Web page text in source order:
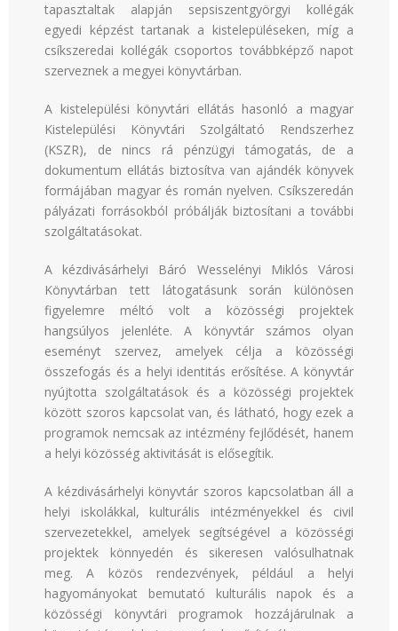
tapasztaltak alapján sepsiszentgyörgyi kollégák
egyedi képzést tartanak a kistelepüléseken, míg a
csíkszeredai kollégák csoportos továbbképző napot
szerveznek a megyei könyvtárban.
A kistelepülési könyvtári ellátás hasonló a magyar
Kistelepülési Könyvtári Szolgáltató Rendszerhez
(KSZR), de nincs rá pénzügyi támogatás, de a
dokumentum ellátás biztosítva van ajándék könyvek
formájában magyar és román nyelven. Csíkszeredán
pályázati forrásokból próbálják biztosítani a további
szolgáltatásokat.
A kézdivásárhelyi Báró Wesselényi Miklós Városi
Könyvtárban tett látogatásunk során különösen
figyelemre méltó volt a közösségi projektek
hangsúlyos jelenléte. A könyvtár számos olyan
eseményt szervez, amelyek célja a közösségi
összefogás és a helyi identitás erősítése. A könyvtár
nyújtotta szolgáltatások és a közösségi projektek
között szoros kapcsolat van, és látható, hogy ezek a
programok nemcsak az intézmény fejlődését, hanem
a helyi közösség aktivitását is elősegítik.
A kézdivásárhelyi könyvtár szoros kapcsolatban áll a
helyi iskolákkal, kulturális intézményekkel és civil
szervezetekkel, amelyek segítségével a közösségi
projektek könnyedén és sikeresen valósulhatnak
meg. A közös rendezvények, például a helyi
hagyományokat bemutató kulturális napok és a
közösségi könyvtári programok hozzájárulnak a